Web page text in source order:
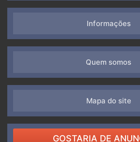
Informações
Quem somos
Mapa do site
GOSTARIA DE